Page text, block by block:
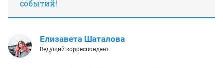
событий!
Елизавета Шаталова
Ведущий корреспондент